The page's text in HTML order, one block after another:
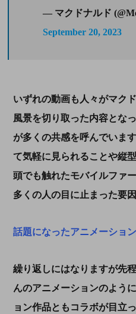
— マクドナルド
September 20, 2023
いずれの動画も人々がマク
風景を切り取った内容とな
が多くの共感を呼んでいま
て気軽に見られることや縦
頭でも触れたモバイルファ
多くの人の目に止まった要
話題になったアニメーショ
繰り返しにはなりますが先
んのアニメーションのように
ョン作品ともコラボが目立